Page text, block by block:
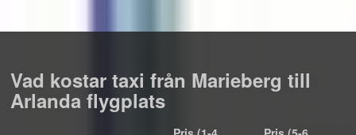
Vad kostar taxi från Marieberg till
Arlanda flygplats